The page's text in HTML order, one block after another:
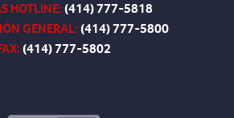
HOTLINE:(414) 777-5818
GENERAL:(414) 777-5800
(414) 777-5802